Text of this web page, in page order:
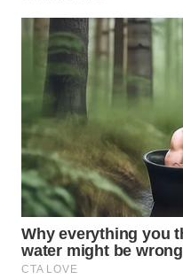
A manutenção
aparelho deve ser
cada seis meses.
eficiente ou um
a poeira acumulada
prevenindo problemas
de ventilação
O pó acumulado nessa
funcionamento do
consumo
utilize o condensador